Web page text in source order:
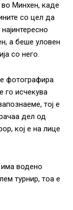
Минхен, каде
со цел да
а беше уловен
со него.
фотографира
го исчекува
тој е
дел од
кој е на лице
има водено
турнир, тоа е